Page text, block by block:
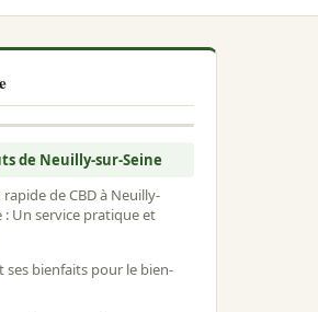
de Neuilly-sur-Seine
de CBD à Neuilly-
: Un service pratique et
ses bienfaits pour le bien-